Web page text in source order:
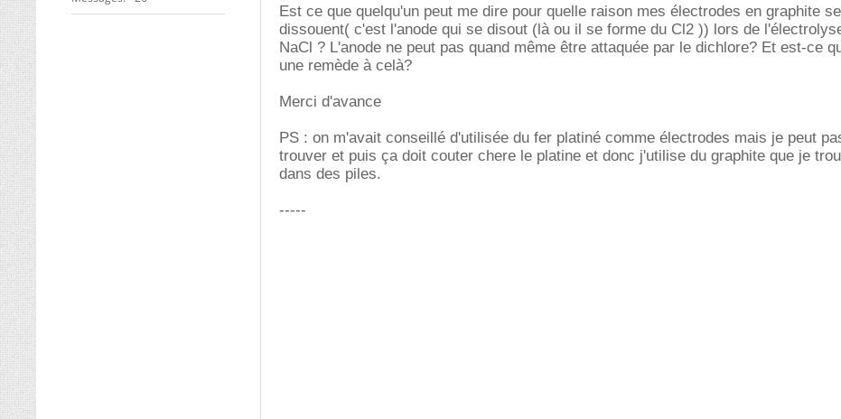
Est ce que quelqu'un peut me dire pour quelle raison mes électrodes en graphite se
dissouent( c'est l'anode qui se disout (là ou il se forme du Cl2 )) lors de
NaCl ? L'anode ne peut pas quand même être attaquée par le dichlore? Et est-ce
une remède à celà?
Merci d'avance
PS : on m'avait conseillé d'utilisée du fer platiné comme électrodes mais je peut
trouver et puis ça doit couter chere le platine et donc j'utilise du graphite que je
dans des piles.
-----